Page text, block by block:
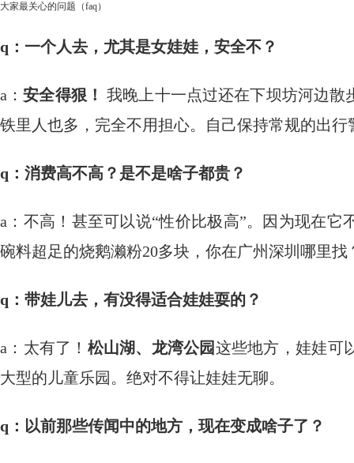
大家最关心的问题（faq）
q：一个人去，尤其是女娃娃，安全不？
a：安全得狠！
我晚上十一点过还在下坝坊河边
铁里人也多，完全不用担心。自己保持常规的出行
q：消费高不高？是不是啥子都贵？
a：不高！甚至可以说“性价比极高”。因为现在它
碗料超足的烧鹅濑粉20多块，你在广州深圳哪里找
q：带娃儿去，有没得适合娃娃耍的？
a：太有了！ 松山湖、龙湾公园这些地方，娃娃可
大型的儿童乐园。绝对不得让娃娃无聊。
q：以前那些传闻中的地方，现在变成啥子了？